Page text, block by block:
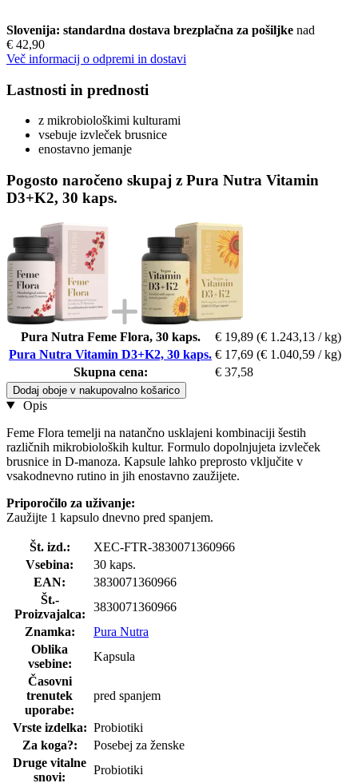
Slovenija: standardna dostava brezplačna za pošiljke nad
€ 42,90
Več informacij o odpremi in dostavi
Lastnosti in prednosti
z mikrobiološkimi kulturami
vsebuje izvleček brusnice
enostavno jemanje
Pogosto naročeno skupaj z Pura Nutra Vitamin
D3+K2, 30 kaps.
Pura Nutra Feme Flora, 30 kaps. € 19,89 (€ 1.243,13 / kg)
Pura Nutra Vitamin D3+K2, 30 kaps. € 17,69 (€ 1.040,59 / kg)
Skupna cena:
€ 37,58
Dodaj oboje v nakupovalno košarico
Opis
Feme Flora temelji na natančno usklajeni kombinaciji šestih
različnih mikrobioloških kultur. Formulo dopolnjujeta izvleček
brusnice in D-manoza. Kapsule lahko preprosto vključite v
vsakodnevno rutino in jih enostavno zaužijete.
Priporočilo za uživanje:
Zaužijte 1 kapsulo dnevno pred spanjem.
Št. izd.:
XEC-FTR-3830071360966
Vsebina:
30 kaps.
EAN:
3830071360966
Št.-
Proizvajalca:
3830071360966
Znamka:
Pura Nutra
Oblika
vsebine:
Kapsula
Časovni
trenutek
uporabe:
pred spanjem
Vrste izdelka: Probiotiki
Za koga?:
Posebej za ženske
Druge vitalne
snovi:
Probiotiki